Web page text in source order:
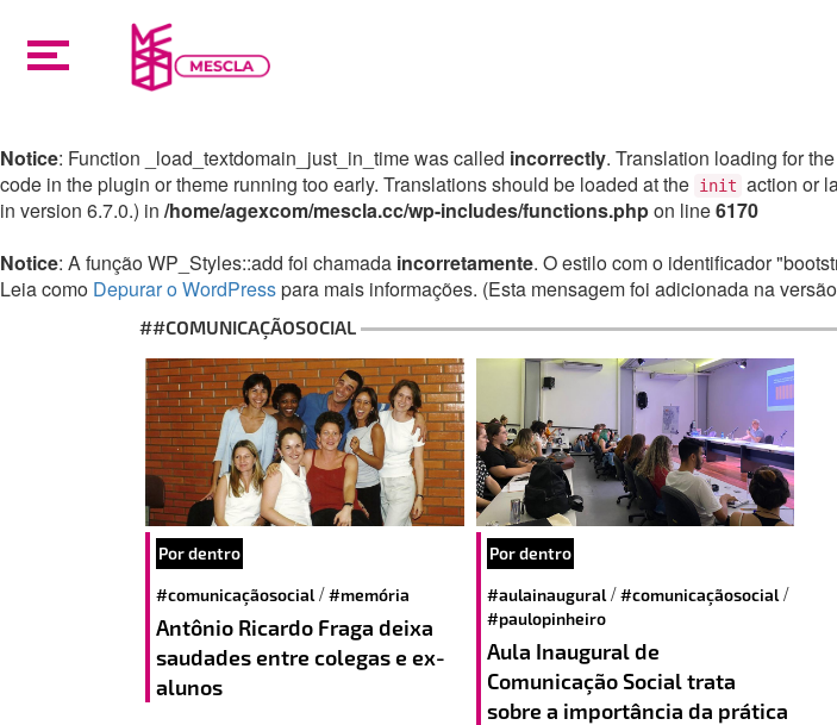
Notice: Function _load_textdomain_just_in_time was called incorrectly. Translation loading for the
code in the plugin or theme running too early. Translations should be loaded at the init action or
in version 6.7.0.) in /home/agexcom/mescla.cc/wp-includes/functions.phpon line6170
Notice: A função WP_Styles::add foi chamada incorretamente. O estilo com o identificador
Leia como Depurar o WordPresspara mais informações. (Esta mensagem foi adicionada na
##COMUNICAÇÃOSOCIAL
Por dentro
#comunicaçãosocial/#memória
Antônio Ricardo Fraga deixa
saudades entre colegas e ex-
alunos
Por dentro
#aulainaugural/#comunicaçãosocial/
#paulopinheiro
Aula Inaugural de
Comunicação Social trata
sobre a importância da prática